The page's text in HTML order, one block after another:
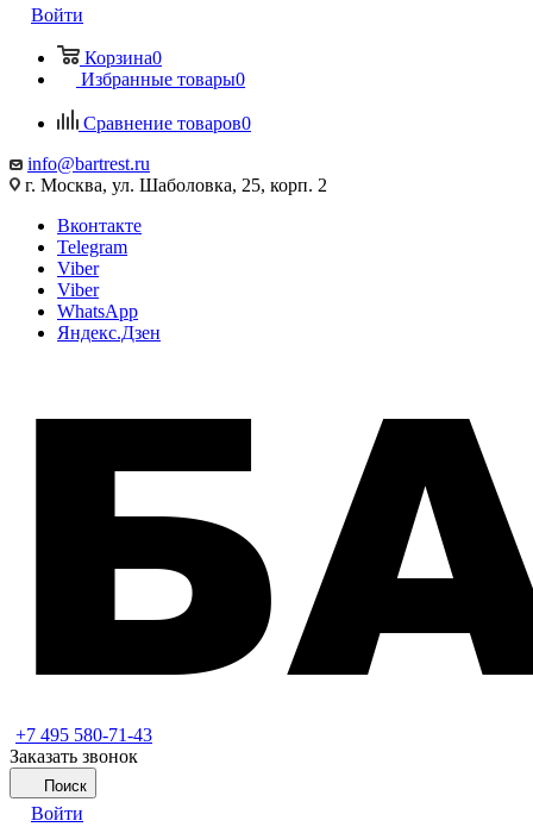
Войти
Корзина0
Избранные товары0
Сравнение товаров0
info@bartrest.ru
г. Москва, ул. Шаболовка, 25, корп. 2
Вконтакте
Telegram
Viber
Viber
WhatsApp
Яндекс.Дзен
+7 495 580-71-43
Заказать звонок
Поиск
Войти